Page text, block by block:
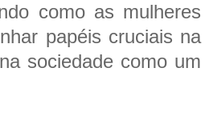
como as mulheres
papéis cruciais na
sociedade como um